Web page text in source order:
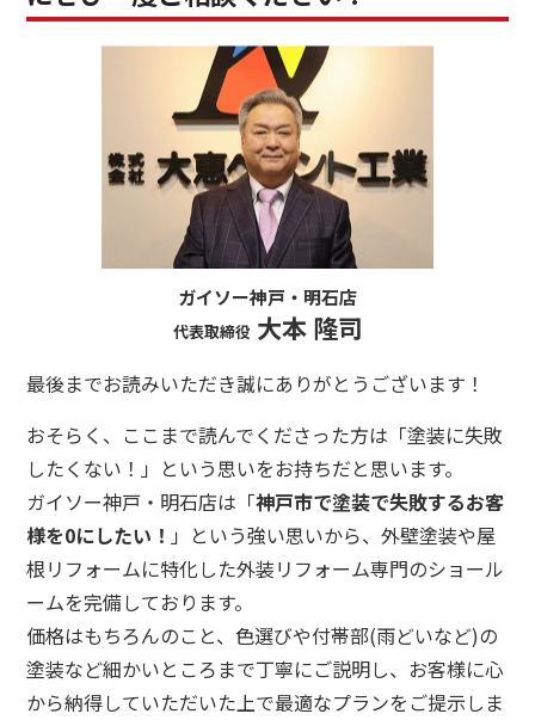
ガイソー神戸・明石店
代表取締役大本 隆司
最後までお読みいただき誠にありがとうございます！
おそらく、ここまで読んでくださった方は「塗装に失敗
したくない！」という思いをお持ちだと思います。
ガイソー神戸・明石店は「神戸市で塗装で失敗するお客
様を0にしたい！ 」という強い思いから、外壁塗装や屋
根リフォームに特化した外装リフォーム専門のショール
ームを完備しております。
価格はもちろんのこと、色選びや付帯部(雨どいなど)の
塗装など細かいところまで丁寧にご説明し、お客様に心
から納得していただいた上で最適なプランをご提示しま